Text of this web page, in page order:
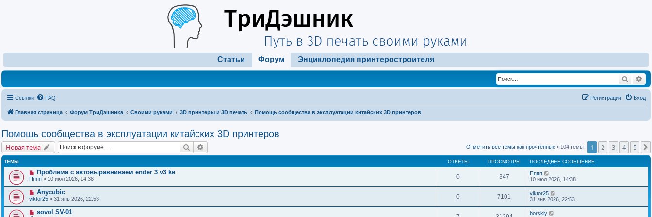
Статьи Форум Энциклопедия принтеростроителя
Поиск
Ссылки FAQ Вход
Регистрация
Главная страница Форум ТриДэшника Своими руками 3D принтеры и 3D печать Помощь сообщества в эксплуатации китайских 3D принтеров
Помощь сообщества в эксплуатации китайских 3D принтеров
Новая тема Поиск Отметить все темы как прочтённые • 104 темы 1 2 3 4 5
ТЕМЫ ОТВЕТЫ ПРОСМОТРЫ ПОСЛЕДНЕЕ СООБЩЕНИЕ
Проблема с автовыравниваем ender 3 v3 ke
Пппп » 10 июл 2026, 14:38 0 347
Пппп
10 июл 2026, 14:38
Anycubic
viktor25 » 31 янв 2026, 22:53 0 7101
viktor25
31 янв 2026, 22:53
sovol SV-01
borskiy